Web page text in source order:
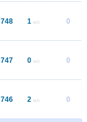
748 1 м/с 0
747 0 м/с 0
746 2 м/с 0